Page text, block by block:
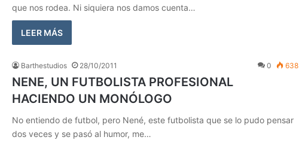
que nos rodea. Ni siquiera nos damos cuenta…
LEER MÁS
Barthestudios 28/10/2011 0 638
NENE, UN FUTBOLISTA PROFESIONAL
HACIENDO UN MONÓLOGO
No entiendo de futbol, pero Nené, este futbolista que se lo pudo pensar
dos veces y se pasó al humor, me…